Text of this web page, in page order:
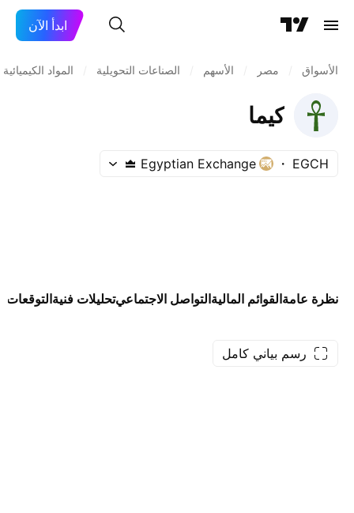
ابدأ الآن
الأسواق مصر الأسهم الصناعات التحويلية المواد
كيما
EGCH
Egyptian Exchange
نظرة عامةالقوائم الماليةالتواصل الاجتماعيتحليلات فنيةالتوقعات
رسم بياني كامل